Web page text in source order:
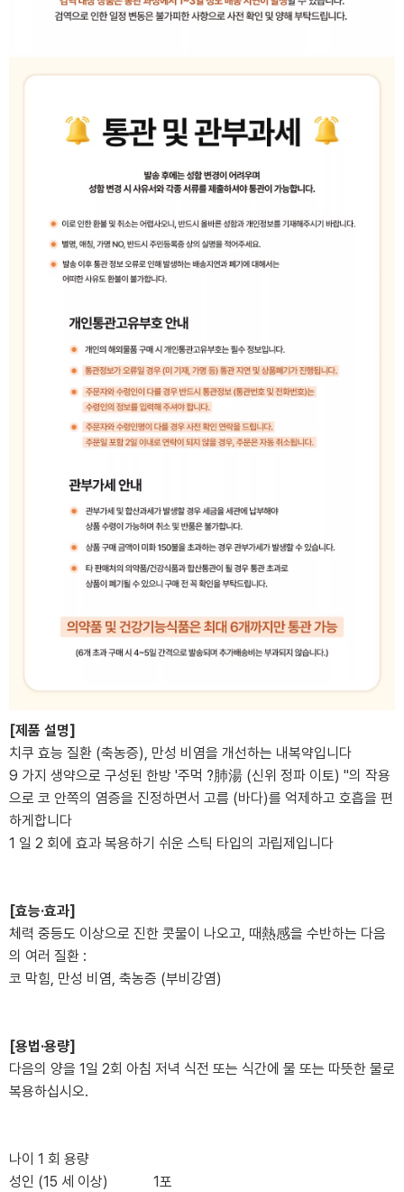
[제품 설명]
치쿠 효능 질환 (축농증), 만성 비염을 개선하는 내복약입니다
9 가지 생약으로 구성된 한방 '주먹 ?肺湯 (신위 정파 이토) "의 작용
으로 코 안쪽의 염증을 진정하면서 고름 (바다)를 억제하고 호흡을 편
하게합니다
1 일 2 회에 효과 복용하기 쉬운 스틱 타입의 과립제입니다
[효능·효과]
체력 중등도 이상으로 진한 콧물이 나오고, 때熱感을 수반하는 다음
의 여러 질환 :
코 막힘, 만성 비염, 축농증 (부비강염)
[용법·용량]
다음의 양을 1일 2회 아침 저녁 식전 또는 식간에 물 또는 따뜻한 물로
복용하십시오.
나이 1 회 용량
성인 (15 세 이상)
1포